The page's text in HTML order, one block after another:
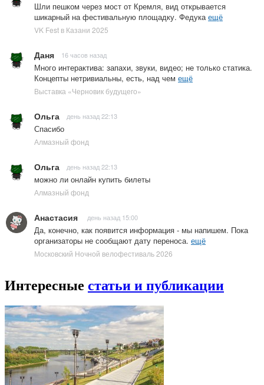
Шли пешком через мост от Кремля, вид открывается
шикарный на фестивальную площадку. Федукаещё
VK Fest в Казани 2025
Даня 16 часов назад
Много интерактива: запахи, звуки, видео; не только статика.
Концепты нетривиальны, есть, над чем ещё
Выставка «Черновик будущего»
Ольга день назад 22:13
Спасибо
Алмазный фонд
Ольга день назад 22:13
можно ли онлайн купить билеты
Алмазный фонд
Анастасия день назад 15:00
Да, конечно, как появится информация - мы напишем. Пока
организаторы не сообщают дату переноса. ещё
Московский Ночной велофестиваль 2026
Интересные статьи и публикации